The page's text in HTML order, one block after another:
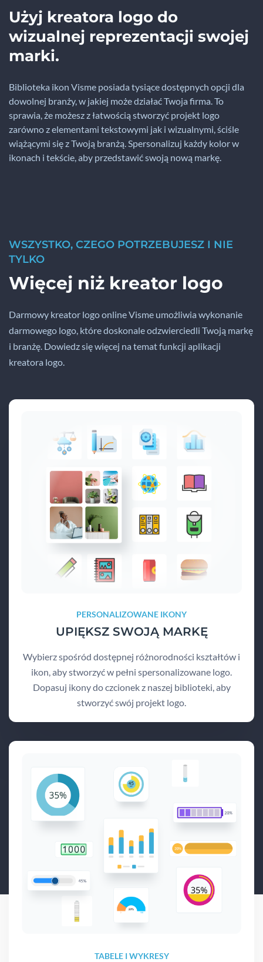
Użyj kreatora logo do
wizualnej reprezentacji swojej
marki.
Biblioteka ikon Visme posiada tysiące dostępnych opcji dla
dowolnej branży, w jakiej może działać Twoja firma. To
sprawia, że możesz z łatwością stworzyć projekt logo
zarówno z elementami tekstowymi jak i wizualnymi, ściśle
wiążącymi się z Twoją branżą. Spersonalizuj każdy kolor w
ikonach i tekście, aby przedstawić swoją nową markę.
WSZYSTKO, CZEGO POTRZEBUJESZ I NIE
TYLKO
Więcej niż kreator logo
Darmowy kreator logo online Visme umożliwia wykonanie
darmowego logo, które doskonale odzwierciedli Twoją markę
i branżę. Dowiedz się więcej na temat funkcji aplikacji
kreatora logo.
PERSONALIZOWANE IKONY
UPIĘKSZ SWOJĄ MARKĘ
Wybierz spośród dostępnej różnorodności kształtów i
ikon, aby stworzyć w pełni spersonalizowane logo.
Dopasuj ikony do czcionek z naszej biblioteki, aby
stworzyć swój projekt logo.
TABELE I WYKRESY